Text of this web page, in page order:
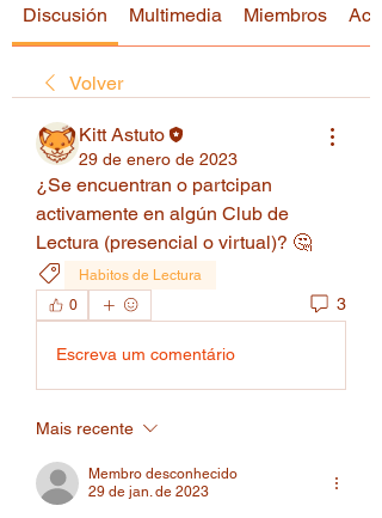
Discusión Multimedia Miembros
Volver
Kitt Astuto
29 de enero de 2023
¿Se encuentran o partcipan
activamente en algún Club de
Lectura (presencial o virtual)? 🤔
Habitos de Lectura
0
3
Escreva um comentário
Mais recente
Membro desconhecido
29 de jan. de 2023